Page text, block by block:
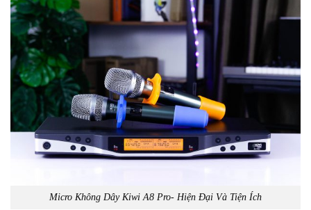
Micro Không Dây Kiwi A8 Pro- Hiện Đại Và Tiện Ích